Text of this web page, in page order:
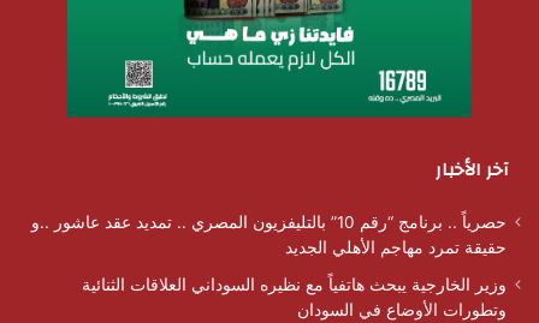
آخر الأخبار
حصرياً .. برنامج “رقم 10” بالتليفزيون المصري .. تمديد عقد عاشور ..و
حقيقة تمرد مهاجم الأهلي الجديد
وزير الخارجية يبحث هاتفياً مع نظيره السوداني العلاقات الثنائية
وتطورات الأوضاع في السودان